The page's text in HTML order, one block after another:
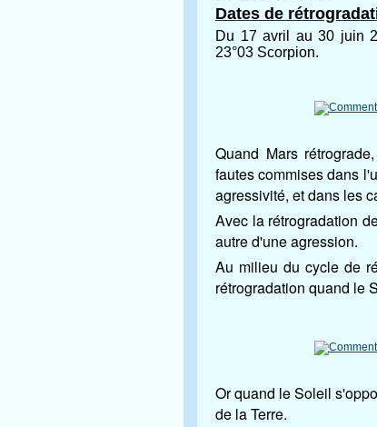
Dates de
Du 17 avril au 30 juin
23°03 Scorpion.
Quand Mars
fautes commises dans
agressivité, et dans les
Avec la rétrogradation
autre d'une agression.
Au milieu du cycle de
rétrogradation quand le
Or quand le Soleil
de la Terre.